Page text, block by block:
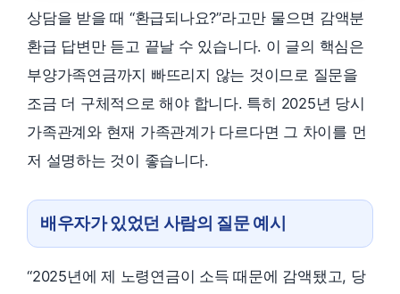
상담을 받을 때 “환급되나요?”라고만 물으면 감액분
환급 답변만 듣고 끝날 수 있습니다. 이 글의 핵심은
부양가족연금까지 빠뜨리지 않는 것이므로 질문을
조금 더 구체적으로 해야 합니다. 특히 2025년 당시
가족관계와 현재 가족관계가 다르다면 그 차이를 먼
저 설명하는 것이 좋습니다.
배우자가 있었던 사람의 질문 예시
“2025년에 제 노령연금이 소득 때문에 감액됐고, 당